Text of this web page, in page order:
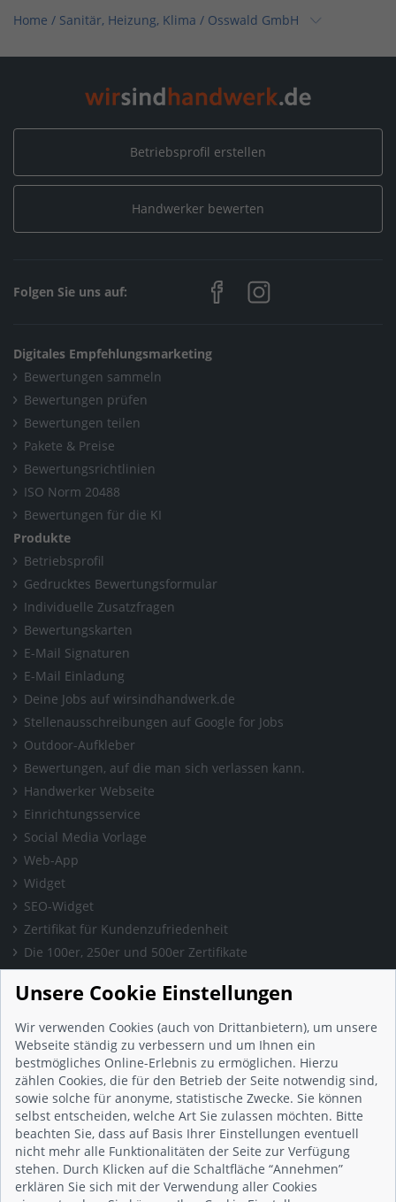
Home / Sanitär, Heizung, Klima / Osswald GmbH
Home / Sanitär, Heizung, Klima / Bad & Sanitär /
Sanitär, Heizung, Klima / Solar, Photovoltaik & Erneuerbare
Energien
Betriebsprofil erstellen
Handwerker bewerten
Folgen Sie uns auf:
Digitales Empfehlungsmarketing
Bewertungen sammeln
Bewertungen prüfen
Bewertungen teilen
Pakete & Preise
Bewertungsrichtlinien
ISO Norm 20488
Bewertungen für die KI
Produkte
Betriebsprofil
Gedrucktes Bewertungsformular
Individuelle Zusatzfragen
Bewertungskarten
E-Mail Signaturen
E-Mail Einladung
Deine Jobs auf wirsindhandwerk.de
Stellenausschreibungen auf Google for Jobs
Outdoor-Aufkleber
Bewertungen, auf die man sich verlassen kann.
Handwerker Webseite
Einrichtungsservice
Social Media Vorlage
Web-App
Widget
SEO-Widget
Zertifikat für Kundenzufriedenheit
Die 100er, 250er und 500er Zertifikate
Presse & Wissen
Presse und Informationen
Blog
Häufig gestellte Fragen (FAQ)
Studie: Digitalisierungsbarometer
Initiative gegen Fake-Bewertungen
Kunden Informationen
Beratungsgespräch vereinbaren
Impressum
Datenschutz
Unsere Cookie Einstellungen
Wir verwenden Cookies (auch von Drittanbietern), um unsere
Webseite ständig zu verbessern und um Ihnen ein
bestmögliches Online-Erlebnis zu ermöglichen. Hierzu
zählen Cookies, die für den Betrieb der Seite notwendig sind,
sowie solche für anonyme, statistische Zwecke. Sie können
selbst entscheiden, welche Art Sie zulassen möchten. Bitte
beachten Sie, dass auf Basis Ihrer Einstellungen eventuell
nicht mehr alle Funktionalitäten der Seite zur Verfügung
stehen. Durch Klicken auf die Schaltfläche “Annehmen”
erklären Sie sich mit der Verwendung aller Cookies